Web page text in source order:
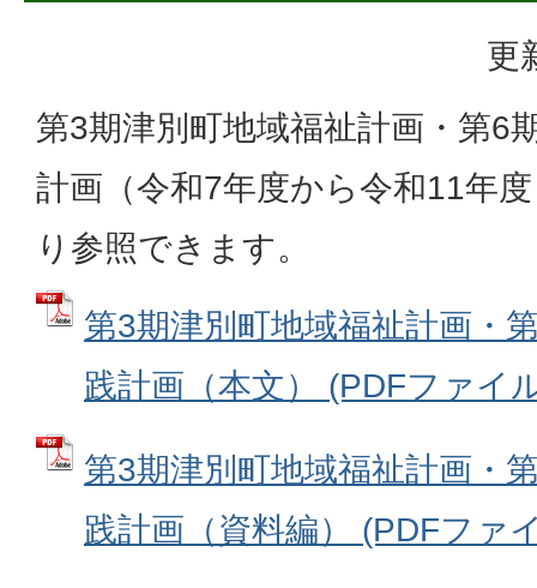
更
第3期津別町地域福祉計画・第6
計画（令和7年度から令和11年
り参照できます。
第3期津別町地域福祉計画・
践計画（本文） (PDFファイ
第3期津別町地域福祉計画・
践計画（資料編） (PDFファ